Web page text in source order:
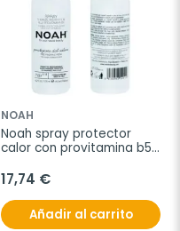
NOAH
Noah spray protector
calor con provitamina b5
17,74 €
Añadir al carrito